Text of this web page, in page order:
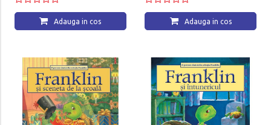
Adauga in cos Adauga in cos